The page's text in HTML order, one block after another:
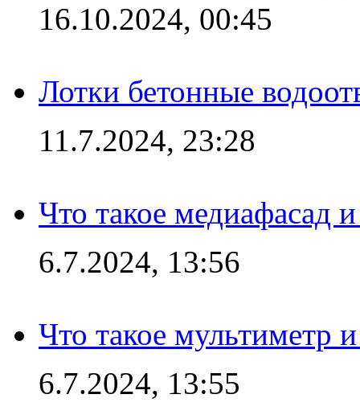
16.10.2024, 00:45
Лотки бетонные
11.7.2024, 23:28
Что такое медиафасад
6.7.2024, 13:56
Что такое мультиметр
6.7.2024, 13:55